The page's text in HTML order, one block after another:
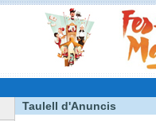
Taulell d'Anuncis